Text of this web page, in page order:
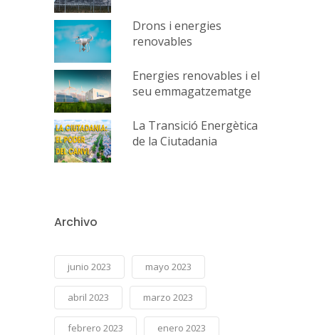
Drons i energies
renovables
Energies renovables i el
seu emmagatzematge
La Transició Energètica
de la Ciutadania
Archivo
junio 2023 mayo 2023
abril 2023 marzo 2023
febrero 2023 enero 2023